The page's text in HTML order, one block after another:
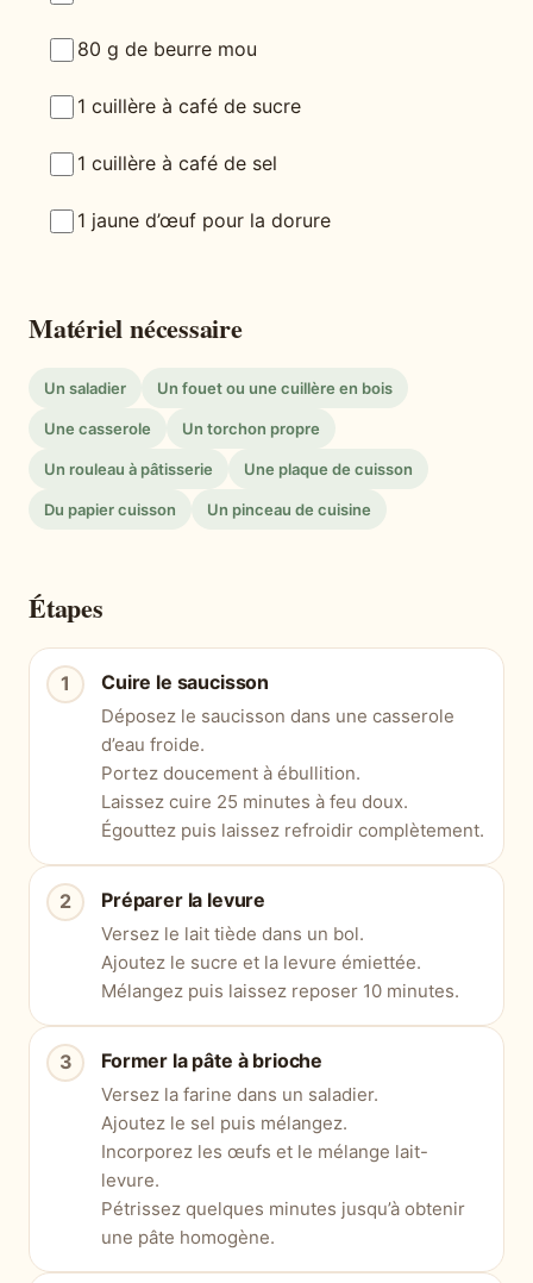
80 g de beurre mou
1 cuillère à café de sucre
1 cuillère à café de sel
1 jaune d’œuf pour la dorure
Matériel nécessaire
Un saladier Un fouet ou une cuillère en bois
Une casserole Un torchon propre
Un rouleau à pâtisserie Une plaque de cuisson
Du papier cuisson Un pinceau de cuisine
Étapes
Cuire le saucisson
Déposez le saucisson dans une casserole
d’eau froide.
Portez doucement à ébullition.
Laissez cuire 25 minutes à feu doux.
Égouttez puis laissez refroidir complètement.
Préparer la levure
Versez le lait tiède dans un bol.
Ajoutez le sucre et la levure émiettée.
Mélangez puis laissez reposer 10 minutes.
Former la pâte à brioche
Versez la farine dans un saladier.
Ajoutez le sel puis mélangez.
Incorporez les œufs et le mélange lait-
levure.
Pétrissez quelques minutes jusqu’à obtenir
une pâte homogène.